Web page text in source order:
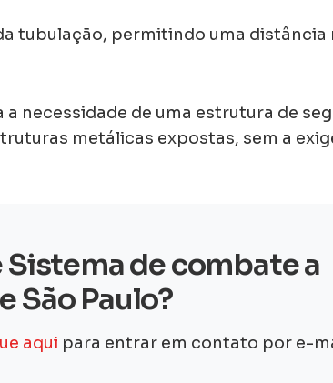
tubulação, permitindo uma distância
necessidade de uma estrutura de
metálicas expostas, sem a
de combate a
São Paulo?
aqui para entrar em contato por e-